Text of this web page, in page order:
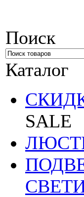
Поиск
Каталог
SALE